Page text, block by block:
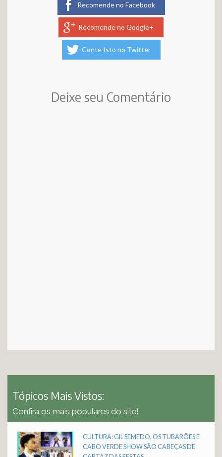
Recomende no Facebook
Recomende no Google+
Conte Isto no Twitter
Deixe seu Comentário
Tópicos Mais Vistos:
Confira os mais populares do site!
CULTURA: GIL SEMEDO, OS TUBARÕES E
CABO VERDE SHOW SÃO CABEÇAS DE